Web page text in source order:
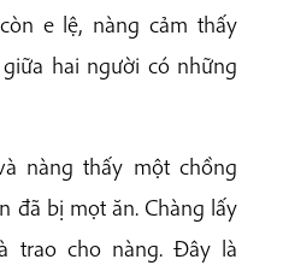
e lệ, nàng cảm thấy
hai người có những
nàng thấy một chồng
đã bị mọt ăn. Chàng lấy
trao cho nàng. Đây là